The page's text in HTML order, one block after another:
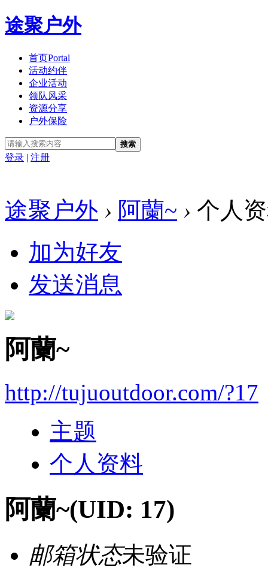
途聚户外
首页Portal
活动约伴
企业活动
领队风采
资源分享
户外保险
搜索
登录 | 注册
途聚户外 › 阿蘭~ › 个人
加为好友
发送消息
阿蘭~
http://tujuoutdoor.com/?17
主题
个人资料
阿蘭~(UID: 17)
邮箱状态未验证